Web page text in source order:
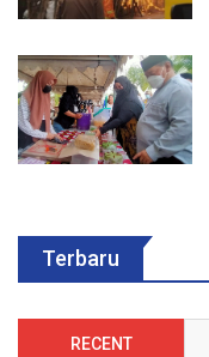
Terbaru
RECENT